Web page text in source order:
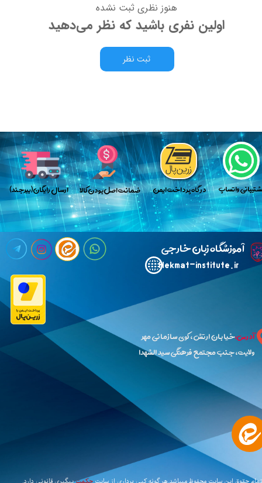
هنوز نظری ثبت نشده
اولین نفری باشید که نظر می‌دهید
ثبت نظر
​ارسال رایگان(بیرجند) ​​​ضمانت اصل بودن کالا ​در گاه پرداخت ایمن واتساپ
​آموزشگاه زبان خارجی حکمت
Hekmat-institute.ir​​​​​​​
آدرس:خیابان ارتش،کوی سازمانی مهر
ولایت،جنب مجتمع فرهنگی سید الشهدا